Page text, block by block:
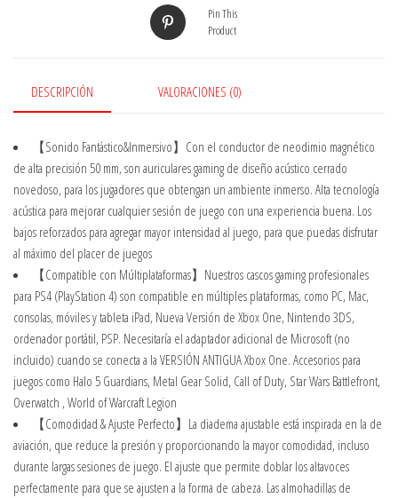
Pin This
Product
DESCRIPCIÓN VALORACIONES (0)
【Sonido Fantástico&Inmersivo】Con el conductor de neodimio magnético
de alta precisión 50 mm, son auriculares gaming de diseño acústico cerrado
novedoso, para los jugadores que obtengan un ambiente inmerso. Alta tecnología
acústica para mejorar cualquier sesión de juego con una experiencia buena. Los
bajos reforzados para agregar mayor intensidad al juego, para que puedas disfrutar
al máximo del placer de juegos
【Compatible con Múltiplataformas】Nuestros cascos gaming profesionales
para PS4 (PlayStation 4) son compatible en múltiples plataformas, como PC, Mac,
consolas, móviles y tableta iPad, Nueva Versión de Xbox One, Nintendo 3DS,
ordenador portátil, PSP. Necesitaría el adaptador adicional de Microsoft (no
incluido) cuando se conecta a la VERSIÓN ANTIGUA Xbox One. Accesorios para
juegos como Halo 5 Guardians, Metal Gear Solid, Call of Duty, Star Wars Battlefront,
Overwatch , World of Warcraft Legion
【Comodidad & Ajuste Perfecto】La diadema ajustable está inspirada en la de
aviación, que reduce la presión y proporcionando la mayor comodidad, incluso
durante largas sesiones de juego. El ajuste que permite doblar los altavoces
perfectamente para que se ajusten a la forma de cabeza. Las almohadillas de